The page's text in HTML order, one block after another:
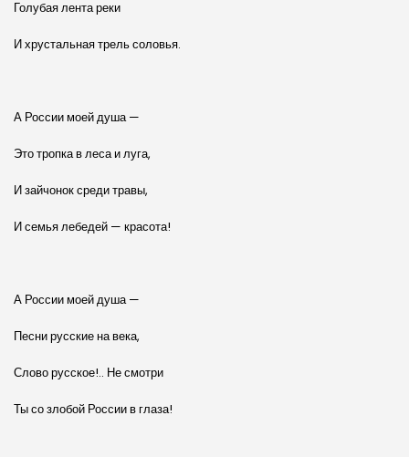
Голубая лента реки
И хрустальная трель соловья.
А России моей душа —
Это тропка в леса и луга,
И зайчонок среди травы,
И семья лебедей — красота!
А России моей душа —
Песни русские на века,
Слово русское!.. Не смотри
Ты со злобой России в глаза!